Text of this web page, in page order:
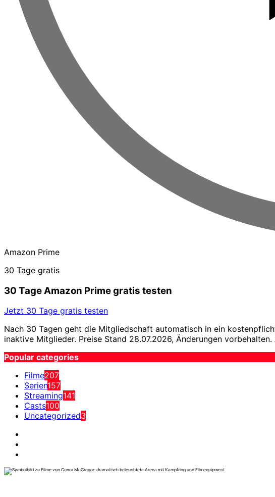
Amazon Prime
30 Tage gratis
30 Tage Amazon Prime gratis testen
Jetzt 30 Tage gratis testen
Nach 30 Tagen geht die Mitgliedschaft automatisch in ein
inaktive Mitglieder. Preise Stand 28.07.2026, Änderungen
Popular categories
Filme207
Serien157
Streaming141
Casts100
Uncategorized3